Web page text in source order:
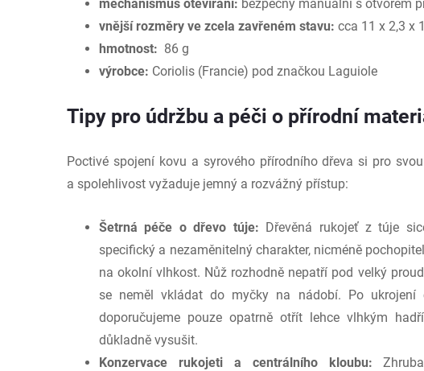
mechanismus otevírání: bezpečný manuální s otvorem
vnější rozměry ve zcela zavřeném stavu: cca 11 x 2,3 x
hmotnost: 86 g
výrobce: Coriolis (Francie) pod značkou Laguiole
Tipy pro údržbu a péči o přírodní
Poctivé spojení kovu a syrového přírodního dřeva si pro
a spolehlivost vyžaduje jemný a rozvážný přístup:
Šetrná péče o dřevo túje: Dřevěná rukojeť z túje
specifický a nezaměnitelný charakter, nicméně
na okolní vlhkost. Nůž rozhodně nepatří pod velký
se neměl vkládat do myčky na nádobí. Po ukrojení
doporučujeme pouze opatrně otřít lehce vlhkým
důkladně vysušit.
Konzervace rukojeti a centrálního kloubu: